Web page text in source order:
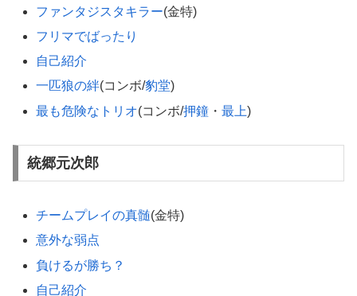
ファンタジスタキラー(金特)
フリマでばったり
自己紹介
一匹狼の絆(コンボ/豹堂)
最も危険なトリオ(コンボ/押鐘 ・最上)
統郷元次郎
チームプレイの真髄(金特)
意外な弱点
負けるが勝ち？
自己紹介